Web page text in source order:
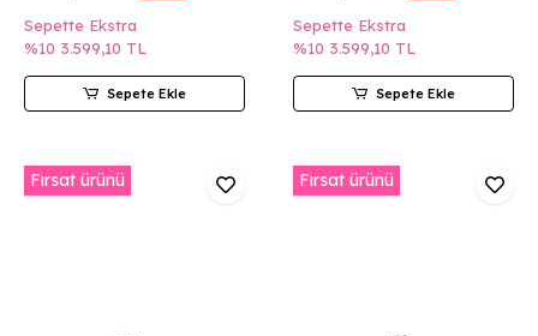
Sepette Ekstra
%10 3.599,10 TL
Sepete Ekle
Sepette Ekstra
%10 3.599,10 TL
Sepete Ekle
Fırsat ürünü Fırsat ürünü